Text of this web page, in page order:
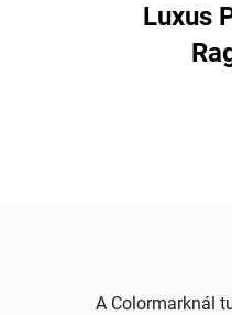
Luxus
A Colormarknál